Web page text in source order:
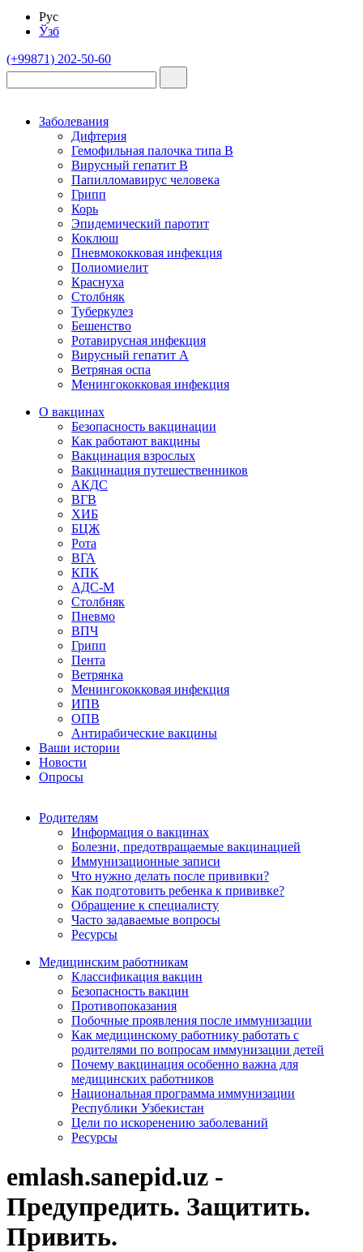
Рус
Ўзб
(+99871) 202-50-60
Заболевания
Дифтерия
Гемофильная палочка типа B
Вирусный гепатит В
Папилломавирус человека
Грипп
Корь
Эпидемический паротит
Коклюш
Пневмококковая инфекция
Полиомиелит
Краснуха
Столбняк
Туберкулез
Бешенство
Ротавирусная инфекция
Вирусный гепатит А
Ветряная оспа
Менингококковая инфекция
О вакцинах
Безопасность вакцинации
Как работают вакцины
Вакцинация взрослых
Вакцинация путешественников
АКДС
ВГВ
ХИБ
БЦЖ
Рота
ВГА
КПК
АДС-М
Столбняк
Пневмо
ВПЧ
Грипп
Пента
Ветрянка
Менингококковая инфекция
ИПВ
ОПВ
Антирабические вакцины
Ваши истории
Новости
Опросы
Родителям
Информация о вакцинах
Болезни, предотвращаемые вакцинацией
Иммунизационные записи
Что нужно делать после прививки?
Как подготовить ребенка к прививке?
Обращение к специалисту
Часто задаваемые вопросы
Ресурсы
Медицинским работникам
Классификация вакцин
Безопасность вакцин
Противопоказания
Побочные проявления после иммунизации
Как медицинскому работнику работать с
родителями по вопросам иммунизации детей
Почему вакцинация особенно важна для
медицинских работников
Национальная программа иммунизации
Республики Узбекистан
Цели по искоренению заболеваний
Ресурсы
emlash.sanepid.uz -
Предупредить. Защитить.
Привить.